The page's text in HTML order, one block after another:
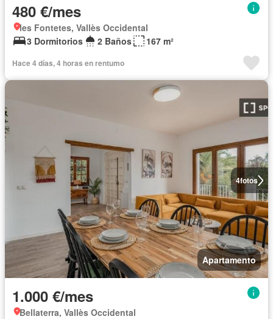
480 €/mes
les Fontetes, Vallès Occidental
3 Dormitorios
2 Baños 167 m²
Hace 4 días, 4 horas en rentumo
4fotos
Apartamento
1.000 €/mes
Bellaterra, Vallès Occidental